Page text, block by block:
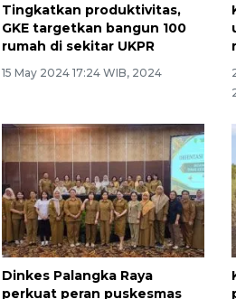
Tingkatkan produktivitas,
GKE targetkan bangun 100
rumah di sekitar UKPR
15 May 2024 17:24 WIB, 2024
Dinkes Palangka Raya
perkuat peran puskesmas